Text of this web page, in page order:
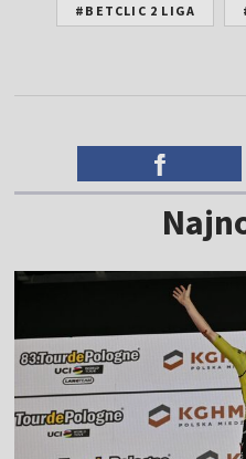
#BETCLIC 2 LIGA